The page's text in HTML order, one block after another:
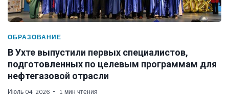
ОБРАЗОВАНИЕ
В Ухте выпустили первых специалистов,
подготовленных по целевым программам для
нефтегазовой отрасли
Июль 04, 2026 1 мин чтения